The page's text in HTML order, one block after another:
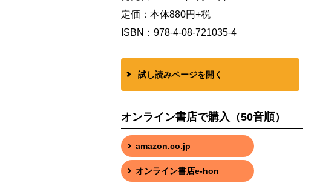
定価：本体880円+税
ISBN：978-4-08-721035-4
試し読みページを開く
オンライン書店で購入（50音順）
amazon.co.jp
オンライン書店e-hon